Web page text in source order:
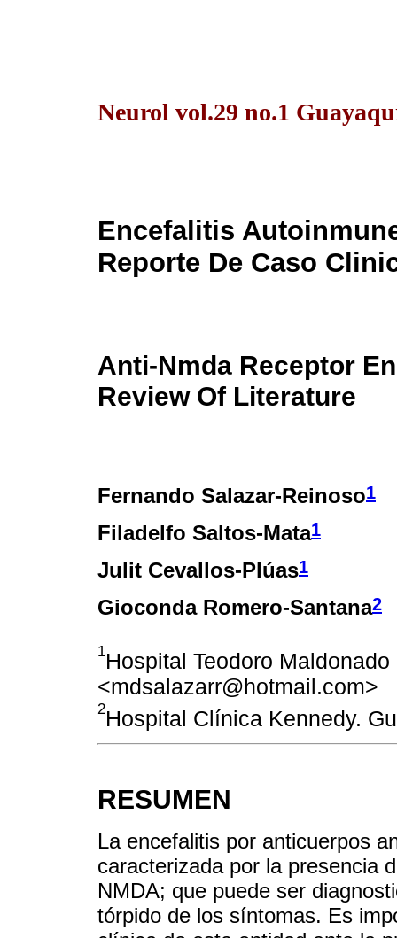
Neurol vol.29 no.1
Encefalitis
Reporte De Caso
Anti-Nmda Receptor
Review Of Literature
Fernando Salazar-Reinoso1
Filadelfo Saltos-Mata1
Julit Cevallos-Plúas1
Gioconda Romero-Santana2
1Hospital Teodoro
<mdsalazarr@hotmail.com>
2Hospital Clínica Kennedy.
RESUMEN
La encefalitis por anticuerpos
caracterizada por la presencia
NMDA; que puede ser
tórpido de los síntomas. Es